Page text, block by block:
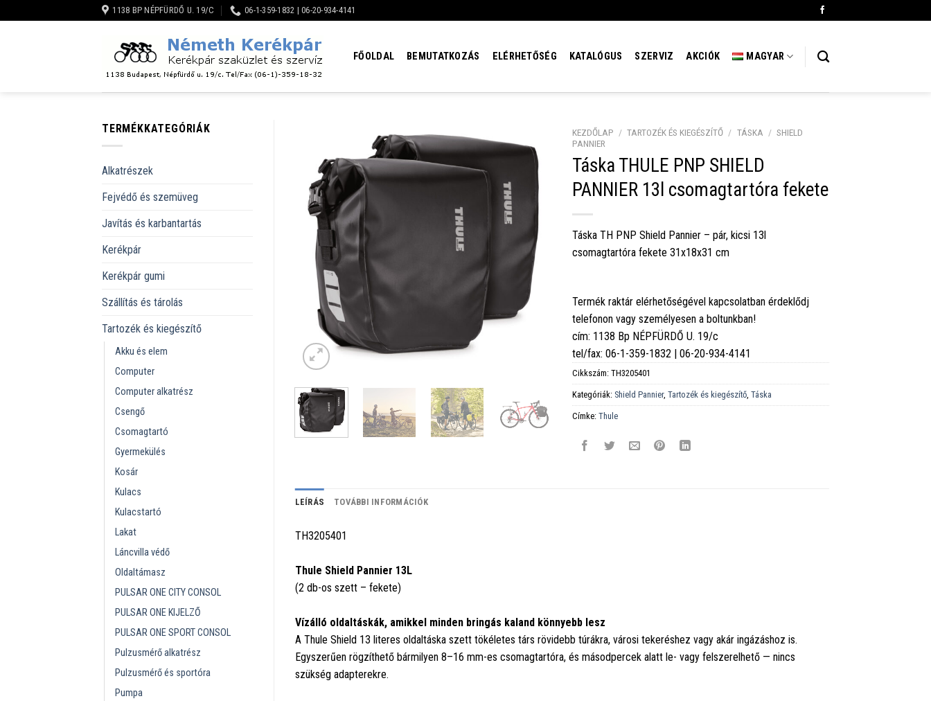
to
1138 BP NÉPFÜRDŐ U. 19/C 06-1-359-1832 | 06-20-934-4141
FŐOLDAL BEMUTATKOZÁS ELÉRHETŐSÉG KATALÓGUS SZERVIZ AKCIÓK MAGYAR
TERMÉKKATEGÓRIÁK
Alkatrészek
Fejvédő és szemüveg
Javítás és karbantartás
Kerékpár
Kerékpár gumi
Szállítás és tárolás
Tartozék és kiegészítő
Akku és elem
Computer
Computer alkatrész
Csengő
Csomagtartó
Gyermekülés
Kosár
Kulacs
Kulacstartó
Lakat
Láncvilla védő
Oldaltámasz
PULSAR ONE CITY CONSOL
PULSAR ONE KIJELZŐ
PULSAR ONE SPORT CONSOL
Pulzusmérő alkatrész
Pulzusmérő és sportóra
Pumpa
KEZDŐLAP / TARTOZÉK ÉS KIEGÉSZÍTŐ / TÁSKA / SHIELD
PANNIER
Táska THULE PNP SHIELD
PANNIER 13l csomagtartóra fekete
Táska TH PNP Shield Pannier – pár, kicsi 13l
csomagtartóra fekete 31x18x31 cm
Termék raktár elérhetőségével kapcsolatban érdeklődj
telefonon vagy személyesen a boltunkban!
cím: 1138 Bp NÉPFÜRDŐ U. 19/c
tel/fax: 06-1-359-1832 | 06-20-934-4141
Cikkszám:TH3205401
Kategóriák: Shield Pannier,Tartozék és kiegészítő ,Táska
Címke:Thule
LEÍRÁS TOVÁBBI INFORMÁCIÓK
TH3205401
Thule Shield Pannier 13L
(2 db-os szett – fekete)
Vízálló oldaltáskák, amikkel minden bringás kaland könnyebb lesz
A Thule Shield 13 literes oldaltáska szett tökéletes társ rövidebb túrákra, városi tekeréshez vagy akár ingázáshoz is.
Egyszerűen rögzíthető bármilyen 8–16 mm-es csomagtartóra, és másodpercek alatt le- vagy felszerelhető — nincs
szükség adapterekre.